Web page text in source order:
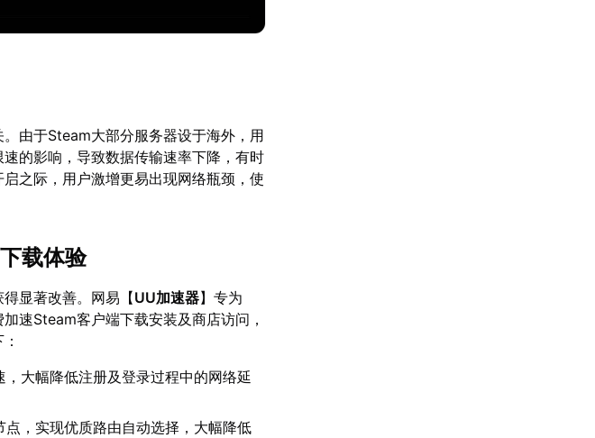
由于Steam大部分服务器设于海外，用
的影响，导致数据传输速率下降，有时
之际，用户激增更易出现网络瓶颈，使
载体验
显著改善。网易【UU加速器】专为
速Steam客户端下载安装及商店访问，
，大幅降低注册及登录过程中的网络延
点，实现优质路由自动选择，大幅降低